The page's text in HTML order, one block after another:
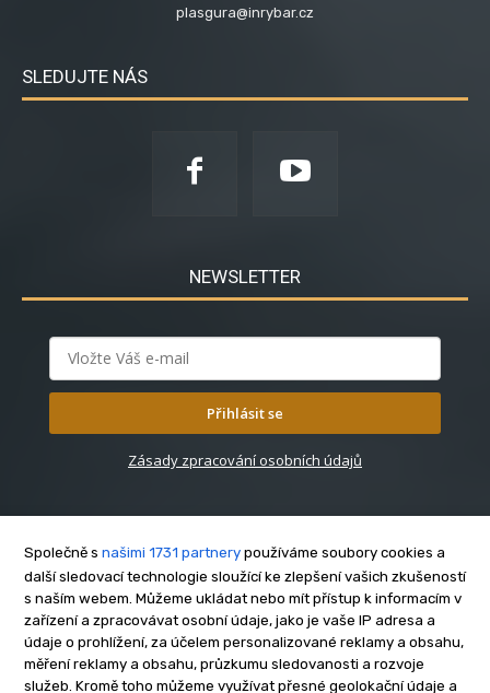
plasgura@inrybar.cz
SLEDUJTE NÁS
NEWSLETTER
Přihlásit se
Zásady zpracování osobních údajů
O nás
Kontakt
Reklama
Společně s našimi 1731 partnery používáme soubory cookies a
další sledovací technologie sloužící ke zlepšení vašich zkušeností
s naším webem. Můžeme ukládat nebo mít přístup k informacím v
zařízení a zpracovávat osobní údaje, jako je vaše IP adresa a
údaje o prohlížení, za účelem personalizované reklamy a obsahu,
měření reklamy a obsahu, průzkumu sledovanosti a rozvoje
služeb. Kromě toho můžeme využívat přesné geolokační údaje a